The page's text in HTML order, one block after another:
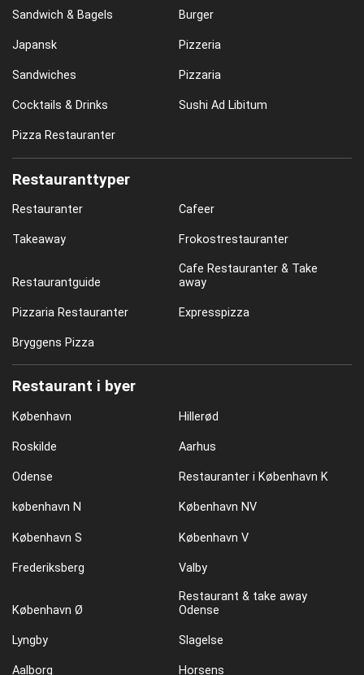
Sandwich & Bagels Burger
Japansk Pizzeria
Sandwiches Pizzaria
Cocktails & Drinks Sushi Ad Libitum
Pizza Restauranter
Restauranttyper
Restauranter Cafeer
Takeaway Frokostrestauranter
Restaurantguide
Cafe Restauranter & Take
away
Pizzaria Restauranter Expresspizza
Bryggens Pizza
Restaurant i byer
København Hillerød
Roskilde Aarhus
Odense Restauranter i København K
københavn N København NV
København S København V
Frederiksberg Valby
København Ø
Restaurant & take away
Odense
Lyngby Slagelse
Aalborg Horsens